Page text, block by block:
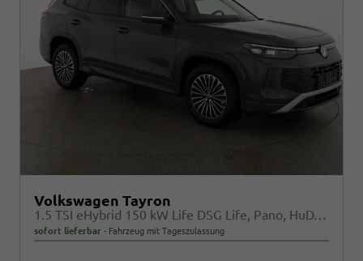
Volkswagen Tayron
1.5 TSI eHybrid 150 kW Life DSG Life, Pano, HuD, AHK, LED-Plus, Navi, 18-Zoll, 5-J Garantie
sofort lieferbar Fahrzeug mit Tageszulassung